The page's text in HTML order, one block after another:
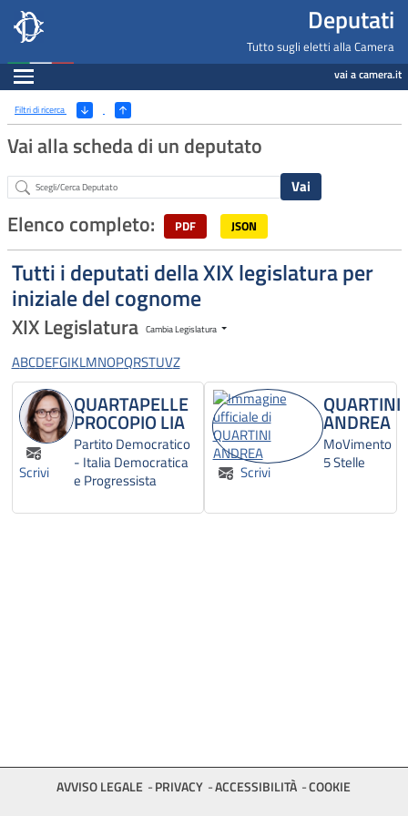
Deputati, Camera dei Deputati -
Salta al contenuto principale
Salta al menu di navigazione Deputati
Tutto sugli eletti alla Camera
Espandi vai a camera.it
Ricerca
Filtri di ricerca (Apri/Chiudi filtri)
Vai alla scheda di un deputato
Abstract
Elenco completo: PDF JSON
Tutti i deputati della XIX legislatura per
iniziale del cognome
XIX Legislatura Cambia Legislatura
ABCDEFGIKLMNOPQRSTUVZ
Scrivi
QUARTAPELLE
PROCOPIO LIA
Partito Democratico
- Italia Democratica
e Progressista
Scrivi
QUARTINI
ANDREA
MoVimento
5 Stelle
Navigazione pagine di servizio
AVVISO LEGALE PRIVACY ACCESSIBILITÀ COOKIE
Fine pagina
Salta al contenuto principale
Salta al menu di navigazione
Vai a inizio pagina